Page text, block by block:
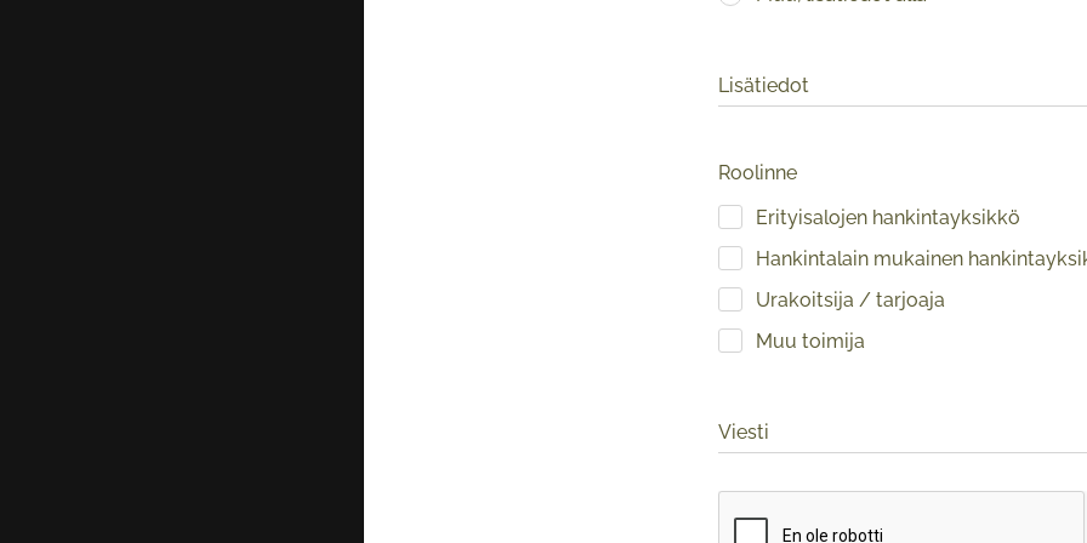
Lisätiedot
Roolinne
Erityisalojen hankintayksikkö
Hankintalain mukainen
Urakoitsija / tarjoaja
Muu toimija
Viesti